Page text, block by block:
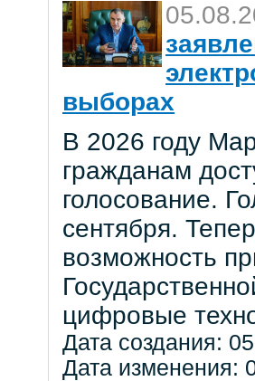
выборах
В 2026 году
гражданам
голосование.
сентября.
возможность
цифровые
Дата создания:
Дата изменения: